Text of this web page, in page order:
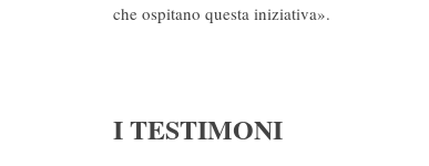
che ospitano questa iniziativa».
I TESTIMONI